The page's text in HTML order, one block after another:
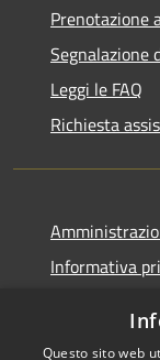
Prenotazione
Segnalazione
Leggi le FAQ
Richiesta
Informativa
Questo sito web